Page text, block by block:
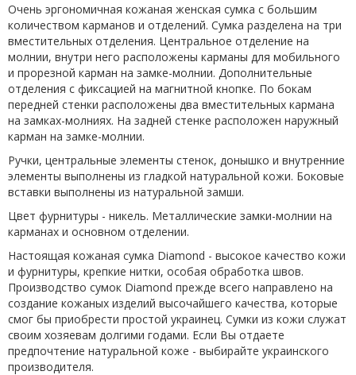
Очень эргономичная кожаная женская сумка с большим
количеством карманов и отделений. Сумка разделена на три
вместительных отделения. Центральное отделение на
молнии, внутри него расположены карманы для мобильного
и прорезной карман на замке-молнии. Дополнительные
отделения с фиксацией на магнитной кнопке. По бокам
передней стенки расположены два вместительных кармана
на замках-молниях. На задней стенке расположен наружный
карман на замке-молнии.
Ручки, центральные элементы стенок, донышко и внутренние
элементы выполнены из гладкой натуральной кожи. Боковые
вставки выполнены из натуральной замши.
Цвет фурнитуры - никель. Металлические замки-молнии на
карманах и основном отделении.
Настоящая кожаная сумка Diamond - высокое качество кожи
и фурнитуры, крепкие нитки, особая обработка швов.
Производство сумок Diamond прежде всего направлено на
создание кожаных изделий высочайшего качества, которые
смог бы приобрести простой украинец. Сумки из кожи служат
своим хозяевам долгими годами. Если Вы отдаете
предпочтение натуральной коже - выбирайте украинского
производителя.